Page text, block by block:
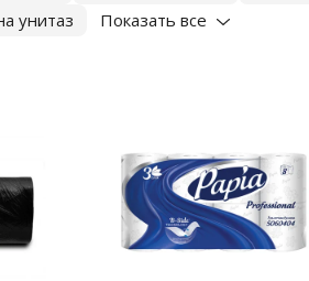
унитаз
Показать все